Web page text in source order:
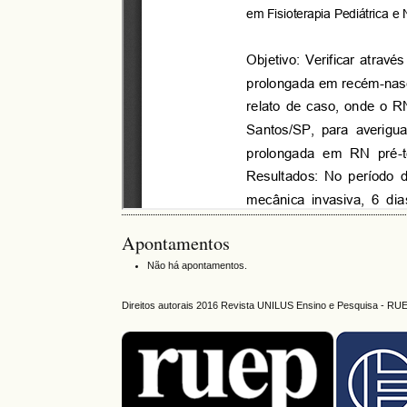
Apontamentos
Não há apontamentos.
Direitos autorais 2016 Revista UNILUS Ensino e Pesquisa -